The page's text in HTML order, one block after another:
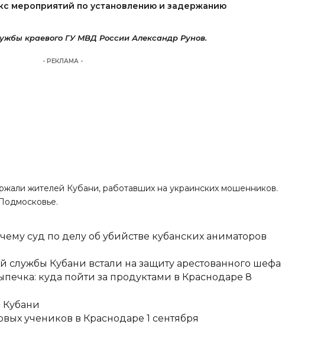
мероприятий по установлению и задержанию
краевого ГУ МВД России Александр Рунов.
- РЕКЛАМА -
жителей Кубани, работавших на украинских мошенников.
суд по делу об убийстве кубанских аниматоров
службы Кубани встали на защиту арестованного шефа
куда пойти за продуктами в Краснодаре 8
учеников в Краснодаре 1 сентября